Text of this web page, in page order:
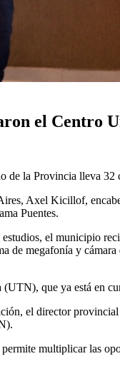
el Centro
de la Provincia lleva
Axel Kicillof,
Puentes.
estudios, el municipio
de megafonía y
que ya está en
el director
multiplicar las